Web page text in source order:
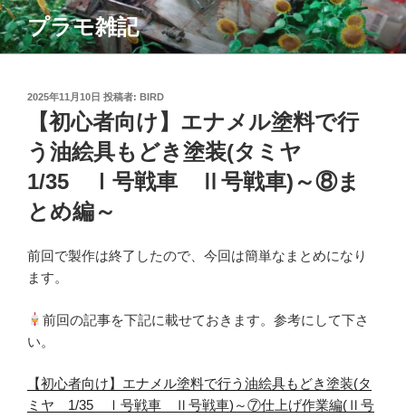
コ
ン
テ
プラモ雑記
投
2025年11月10日 投稿者: BIRD
【初心者向け】エナメル塗料で行
う油絵具もどき塗装(タミヤ
1/35 Ⅰ号戦車 Ⅱ号戦車)～⑧ま
とめ編～
前回で製作は終了したので、今回は簡単なまとめになり
ます。
前回の記事を下記に載せておきます。参考にして下さ
い。
【初心者向け】エナメル塗料で行う油絵具もどき塗装(タ
ミヤ 1/35 Ⅰ号戦車 Ⅱ号戦車)～⑦仕上げ作業編(Ⅱ号